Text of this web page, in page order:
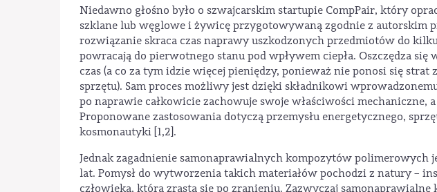
Niedawno głośno było o szwajcarskim startupie CompPair, który
szklane lub węglowe i żywicę przygotowywaną zgodnie z autorskim
rozwiązanie skraca czas naprawy uszkodzonych przedmiotów do
powracają do pierwotnego stanu pod wpływem ciepła. Oszczędza
czas (a co za tym idzie więcej pieniędzy, ponieważ nie ponosi się
sprzętu). Sam proces możliwy jest dzięki składnikowi
po naprawie całkowicie zachowuje swoje właściwości mechaniczne,
Proponowane zastosowania dotyczą przemysłu energetycznego,
kosmonautyki [1,2].
Jednak zagadnienie samonaprawialnych kompozytów polimerowych
lat. Pomysł do wytworzenia takich materiałów pochodzi z natury –
człowieka, która zrasta się po zranieniu. Zazwyczaj